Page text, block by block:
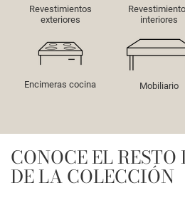
Revestimientos
exteriores
interiores
Encimeras cocina Mobiliario
CONOCE EL RESTO
DE LA COLECCIÓN